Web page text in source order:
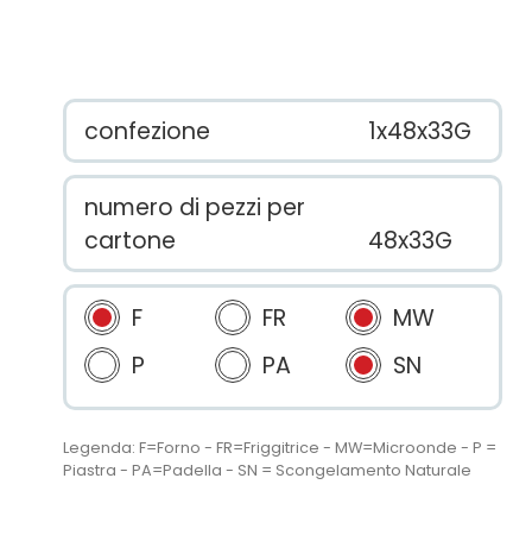
confezione 1x48x33G
numero di pezzi per
cartone
48x33G
F FR
MW
P
PA SN
Legenda: F=Forno - FR=Friggitrice - MW=Microonde - P =
Piastra - PA=Padella - SN = Scongelamento Naturale